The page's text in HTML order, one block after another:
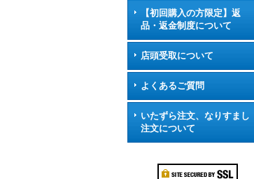
【初回購入の方限定】返
品・返金制度について
店頭受取について
よくあるご質問
いたずら注文、なりすまし
注文について